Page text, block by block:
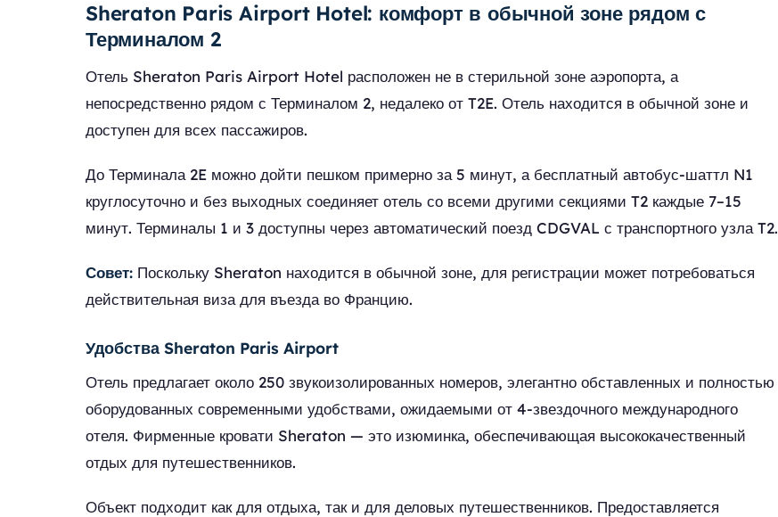
Sheraton Paris Airport Hotel: комфорт в обычной зоне рядом с
Терминалом 2
Отель Sheraton Paris Airport Hotel расположен не в стерильной зоне аэропорта, а
непосредственно рядом с Терминалом 2, недалеко от T2E. Отель находится в обычной зоне и
доступен для всех пассажиров.
До Терминала 2E можно дойти пешком примерно за 5 минут, а бесплатный автобус-шаттл N1
круглосуточно и без выходных соединяет отель со всеми другими секциями T2 каждые 7–15
минут. Терминалы 1 и 3 доступны через автоматический поезд CDGVAL с транспортного узла T2.
Совет: Поскольку Sheraton находится в обычной зоне, для регистрации может потребоваться
действительная виза для въезда во Францию.
Удобства Sheraton Paris Airport
Отель предлагает около 250 звукоизолированных номеров, элегантно обставленных и полностью
оборудованных современными удобствами, ожидаемыми от 4-звездочного международного
отеля. Фирменные кровати Sheraton — это изюминка, обеспечивающая высококачественный
отдых для путешественников.
Объект подходит как для отдыха, так и для деловых путешественников. Предоставляется